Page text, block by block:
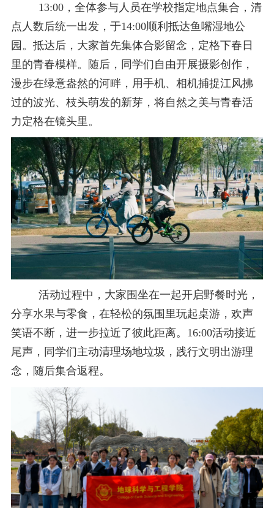
13:00，全体参与人员在学校指定地点集合，清
点人数后统一出发，于14:00顺利抵达鱼嘴湿地公
园。抵达后，大家首先集体合影留念，定格下春日
里的青春模样。随后，同学们自由开展摄影创作，
漫步在绿意盎然的河畔，用手机、相机捕捉江风拂
过的波光、枝头萌发的新芽，将自然之美与青春活
力定格在镜头里。
活动过程中，大家围坐在一起开启野餐时光，
分享水果与零食，在轻松的氛围里玩起桌游，欢声
笑语不断，进一步拉近了彼此距离。 16:00活动接近
尾声，同学们主动清理场地垃圾，践行文明出游理
念，随后集合返程。